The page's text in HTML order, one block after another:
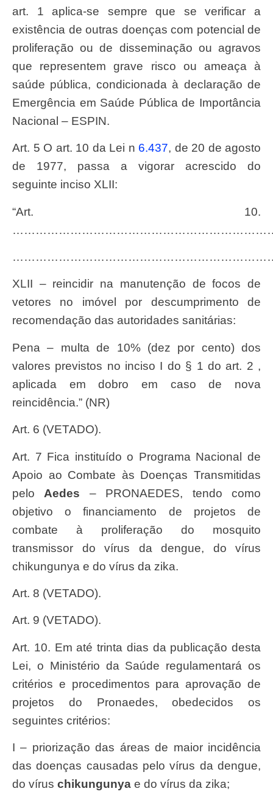
art. 1 aplica-se sempre que se verificar a
existência de outras doenças com potencial de
proliferação ou de disseminação ou agravos
que representem grave risco ou ameaça à
saúde pública, condicionada à declaração de
Emergência em Saúde Pública de Importância
Nacional – ESPIN.
Art. 5 O art. 10 da Lei n 6.437, de 20 de agosto
de 1977, passa a vigorar acrescido do
seguinte inciso XLII:
“Art. 10.
XLII – reincidir na manutenção de focos de
vetores no imóvel por descumprimento de
recomendação das autoridades sanitárias:
Pena – multa de 10% (dez por cento) dos
valores previstos no inciso I do § 1 do art. 2 ,
aplicada em dobro em caso de nova
reincidência.” (NR)
Art. 6 (VETADO).
Art. 7 Fica instituído o Programa Nacional de
Apoio ao Combate às Doenças Transmitidas
pelo Aedes – PRONAEDES, tendo como
objetivo o financiamento de projetos de
combate à proliferação do mosquito
transmissor do vírus da dengue, do vírus
chikungunya e do vírus da zika.
Art. 8 (VETADO).
Art. 9 (VETADO).
Art. 10. Em até trinta dias da publicação desta
Lei, o Ministério da Saúde regulamentará os
critérios e procedimentos para aprovação de
projetos do Pronaedes, obedecidos os
seguintes critérios:
I – priorização das áreas de maior incidência
das doenças causadas pelo vírus da dengue,
do vírus chikungunya e do vírus da zika;